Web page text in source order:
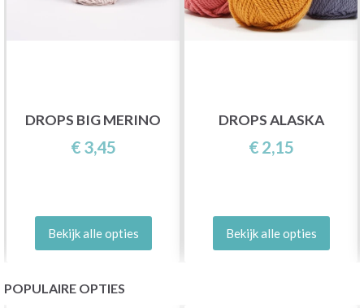
DROPS BIG MERINO
€ 3,45
Bekijk alle opties
DROPS ALASKA
€ 2,15
Bekijk alle opties
POPULAIRE OPTIES